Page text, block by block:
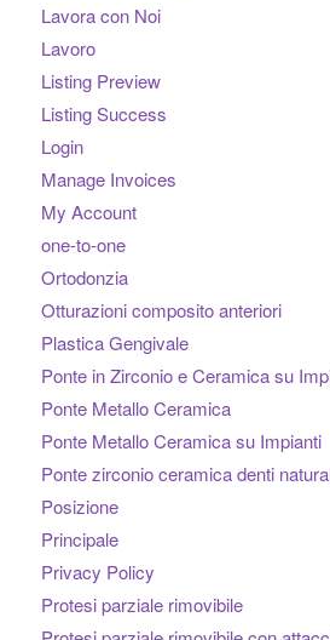
Lavora con Noi
Lavoro
Listing Preview
Listing Success
Login
Manage Invoices
My Account
one-to-one
Ortodonzia
Otturazioni composito anteriori
Plastica Gengivale
Ponte in Zirconio e Ceramica su
Ponte Metallo Ceramica
Ponte Metallo Ceramica su Impianti
Ponte zirconio ceramica denti
Posizione
Principale
Privacy Policy
Protesi parziale rimovibile